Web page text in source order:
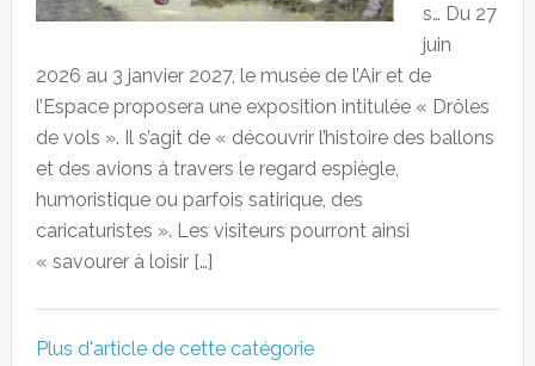
s… Du 27
juin
2026 au 3 janvier 2027, le musée de l’Air et de
l’Espace proposera une exposition intitulée « Drôles
de vols ». Il s’agit de « découvrir l’histoire des ballons
et des avions à travers le regard espiègle,
humoristique ou parfois satirique, des
caricaturistes ». Les visiteurs pourront ainsi
« savourer à loisir […]
Plus d'article de cette catégorie